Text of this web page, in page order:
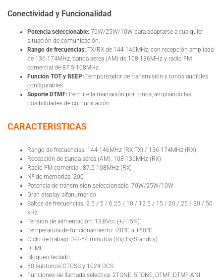
Conectividad y Funcionalidad
Potencia seleccionable: 70W/25W/10W para adaptarse a cualquier
situación de comunicación.
Rango de frecuencias: TX/RX de 144-146MHz, con recepción ampliada
de 136-174MHz, banda aérea (AM) de 108-136MHz y radio FM
comercial de 87.5-108MHz.
Función TOT y BEEP: Temporizador de transmisión y tonos audibles
configurables.
Soporte DTMF: Permite la marcación por tonos, ampliando las
posibilidades de comunicación.
CARACTERISTICAS
Rango de frecuencias: 144-146MHz (RX-TX) / 136-174MHz (RX)
Recepción de banda aérea (AM): 108-136MHz (RX)
Radio FM comercial: 87.5-108MHz (RX)
Nº de memorias: 200
Potencia de transmisión seleccionable: 70W/25W/10W
Gran display alfanumérico
Saltos de frecuencias: 2.5 / 5 / 6.25 / 10 / 12.5 / 15 / 20 / 25 / 30 / 50
kHz
Tensión de alimentación: 13,8Vcc (+/-15%)
Temperatura de funcionamiento: -20ºC a +60ºC
Ciclo de trabajo: 3-3-54 minutos (Rx/Tx/Standby)
DTMF
Bloqueo teclado
50 subtonos CTCSS y 1024 DCS
Funciones de llamada selectiva: 2TONE, 5TONE, DTMF, DTMF-ANI